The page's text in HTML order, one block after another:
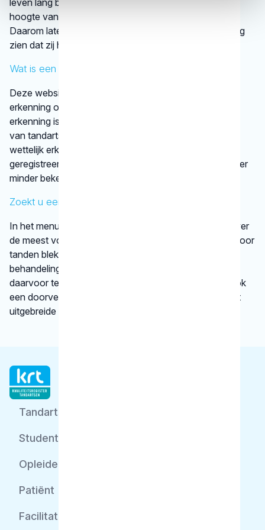
leven lang blijven leren. Op die manier zijn ze op de
hoogte van de nieuwste tandheelkundige technieken.
Daarom laten tandartsen met een KRT-registratie graag
zien dat zij hun vak bijhouden.
Wat is een discipline?
Deze website vermeldt alleen disciplines met een
erkenning op basis van vastgestelde criteria. Die
erkenning is afgegeven door een vereniging
van tandartsen. De kaakchirurg en de orthodontist zijn
wettelijk erkende specialisaties. Alle specialisten staan
geregistreerd in het
. Bij disciplines waarover
minder bekend is, verwijst het KRT door.
Zoekt u een specifieke behandeling?
In het menu onder
vindt u informatie over
de meest voorkomende behandelingen, bijvoorbeeld voor
tanden bleken. We vertellen kort en krachtig wat een
behandeling inhoudt en bij welke gebitsspecialist u
daarvoor terecht kunt. Per type behandeling vindt u ook
een doorverwijzing naar een betrouwbare website met
uitgebreide informatie.
Tandarts
Student
Opleider
Patiënt
Facilitator